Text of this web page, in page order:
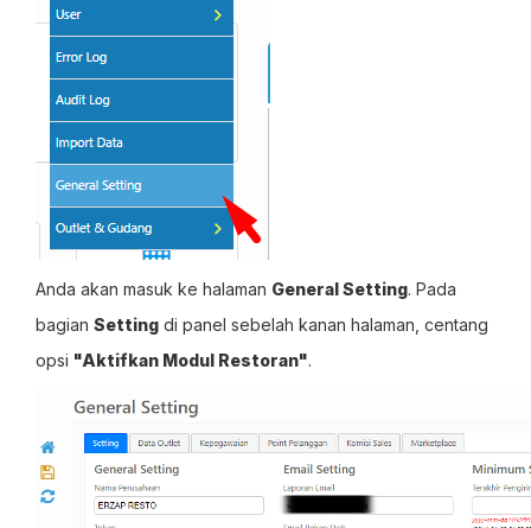
Anda akan masuk ke halaman General Setting. Pada
bagian Setting di panel sebelah kanan halaman, centang
opsi "Aktifkan Modul Restoran".